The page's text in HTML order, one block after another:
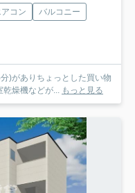
アコン
バルコニー
)がありちょっとした買い物
乾燥機などが... もっと見る